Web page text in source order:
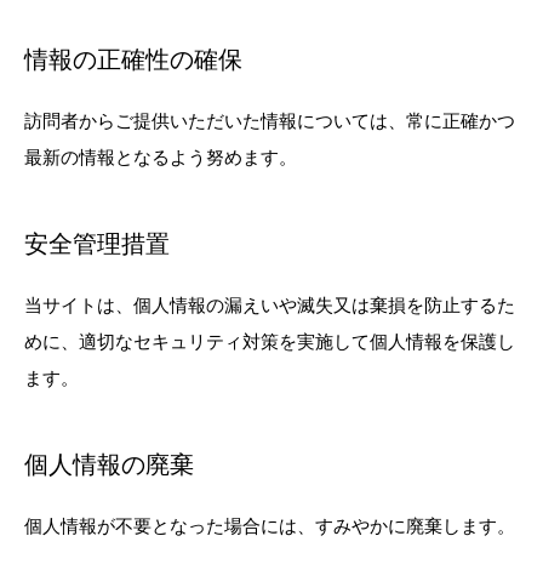
情報の正確性の確保
訪問者からご提供いただいた情報については、常に正確かつ
最新の情報となるよう努めます。
安全管理措置
当サイトは、個人情報の漏えいや滅失又は棄損を防止するた
めに、適切なセキュリティ対策を実施して個人情報を保護し
ます。
個人情報の廃棄
個人情報が不要となった場合には、すみやかに廃棄します。